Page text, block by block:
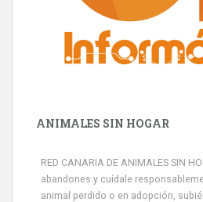
ANIMALES SIN HOGAR
RED CANARIA DE ANIMALES SIN
abandones y cuídale
animal perdido o en adopción,